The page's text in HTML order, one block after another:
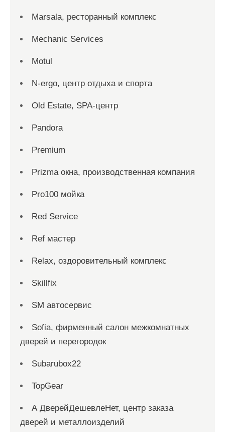
Marsala, ресторанный комплекс
Mechanic Services
Motul
N-ergo, центр отдыха и спорта
Old Estate, SPA-центр
Pandora
Premium
Prizma окна, производственная компания
Pro100 мойка
Red Service
Ref мастер
Relax, оздоровительный комплекс
Skillfix
SM автосервис
Sofia, фирменный салон межкомнатных
дверей и перегородок
Subarubox22
TopGear
А ДверейДешевлеНет, центр заказа
дверей и металлоизделий